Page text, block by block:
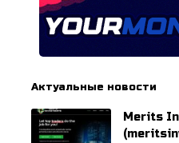
Актуальные новости
Merits